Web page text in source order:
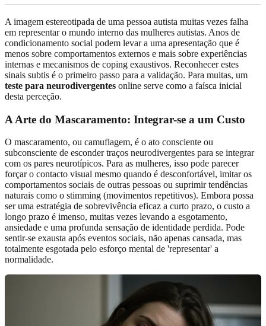
A imagem estereotipada de uma pessoa autista muitas vezes falha
em representar o mundo interno das mulheres autistas. Anos de
condicionamento social podem levar a uma apresentação que é
menos sobre comportamentos externos e mais sobre experiências
internas e mecanismos de coping exaustivos. Reconhecer estes
sinais subtis é o primeiro passo para a validação. Para muitas, um
teste para neurodivergentes online serve como a faísca inicial
desta perceção.
A Arte do Mascaramento: Integrar-se a um Custo
O mascaramento, ou camuflagem, é o ato consciente ou
subconsciente de esconder traços neurodivergentes para se integrar
com os pares neurotípicos. Para as mulheres, isso pode parecer
forçar o contacto visual mesmo quando é desconfortável, imitar os
comportamentos sociais de outras pessoas ou suprimir tendências
naturais como o stimming (movimentos repetitivos). Embora possa
ser uma estratégia de sobrevivência eficaz a curto prazo, o custo a
longo prazo é imenso, muitas vezes levando a esgotamento,
ansiedade e uma profunda sensação de identidade perdida. Pode
sentir-se exausta após eventos sociais, não apenas cansada, mas
totalmente esgotada pelo esforço mental de 'representar' a
normalidade.